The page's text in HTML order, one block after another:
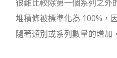
很難比較除第一個系列之外
堆積條被標準化為 100%，
隨著類別或系列數量的增加